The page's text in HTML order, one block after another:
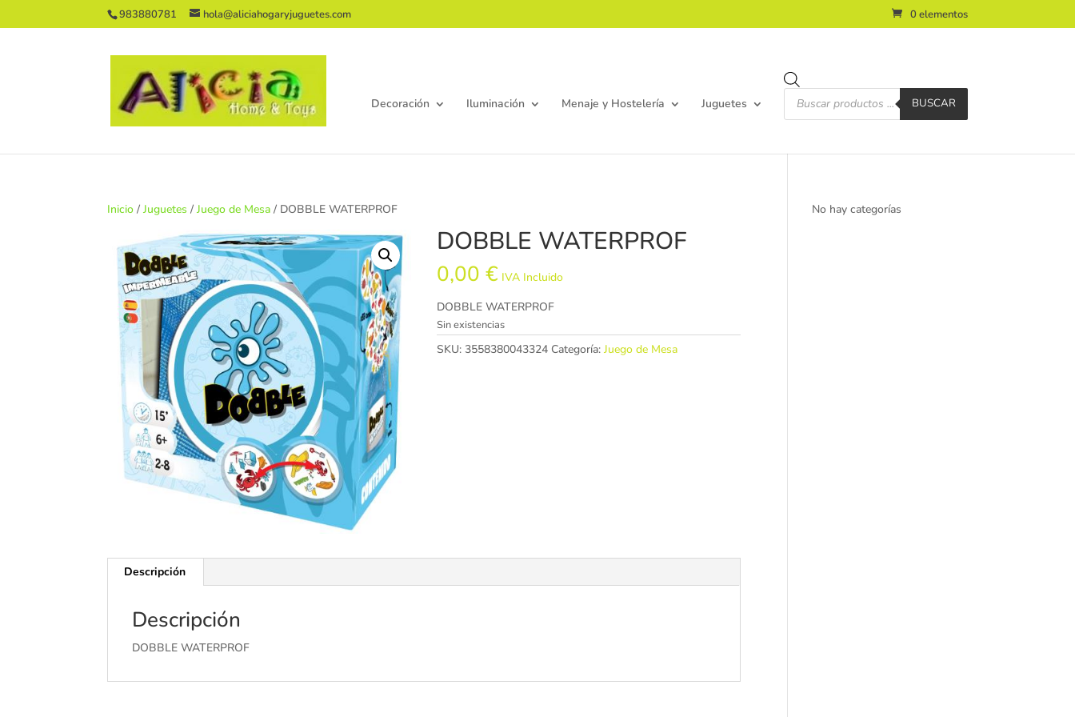
983880781 hola@aliciahogaryjuguetes.com 0 elementos
Decoración Iluminación Menaje y Hostelería Juguetes
Búsqueda
productos
BUSCAR
Inicio /Juguetes /Juego de Mesa / DOBBLE WATERPROF
DOBBLE WATERPROF
0,00€ IVA Incluido
DOBBLE WATERPROF
Sin existencias
SKU:3558380043324 Categoría:Juego de Mesa
Descripción
Descripción
DOBBLE WATERPROF
No hay categorías